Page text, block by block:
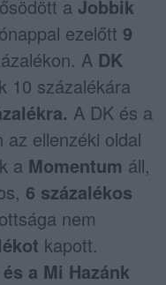
a Jobbik
ezelőtt 9
A DK
10 százalékára
A DK és a
ellenzéki oldal
a Momentum áll,
6 százalékos
nem
kapott.
a Mi Hazánk